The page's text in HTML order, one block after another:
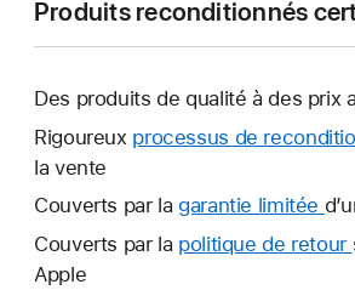
Produits reconditionnés
Des produits de qualité à des prix
Rigoureux processus de
la vente
Couverts par la garantie limitée
Couverts par la politique de retour
Apple